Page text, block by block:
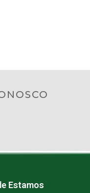
Estamos